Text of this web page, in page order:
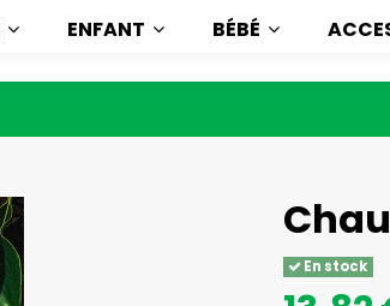
ENFANT BÉBÉ
En stock